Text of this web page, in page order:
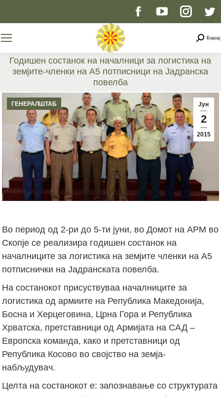
Facebook
opens
new
window
YouTube
opens
new
window
page
opens
new
window
Барај
Годишен состанок на началници за логистика на
земјите-членки на А5 потписници на Јадранска
повелба
You are here:
Јун
2
2015
ГЕНЕРАЛШТАБ
Во период од 2-ри до 5-ти јуни, во Домот на АРМ во
Скопје се реализира годишен состанок на
началниците за логистика на земјите членки на А5
потписнички на Јадранската повелба.
На состанокот присуствуваа началниците за
логистика од армиите на Република Македонија,
Босна и Херцеговина, Црна Гора и Република
Хрватска, претставници од Армијата на САД –
Европска команда, како и претставници од
Република Косово во својство на земјa-
набљудувач.
Целта на состанокот е: запознавање со структурата